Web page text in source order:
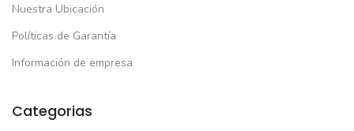
Nuestra Ubicación
Políticas de Garantía
Información de empresa
Categorias